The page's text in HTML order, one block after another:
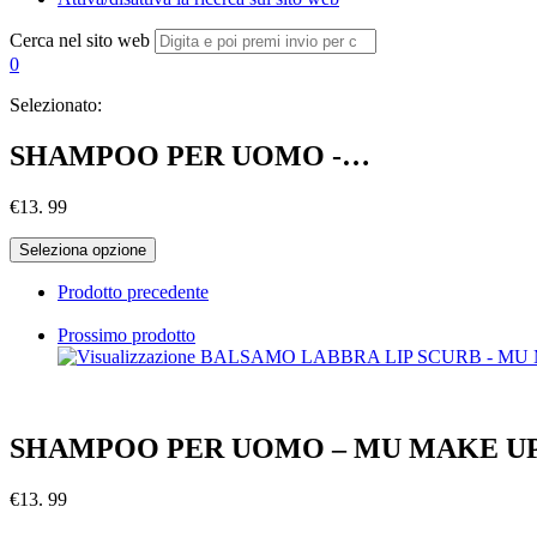
Cerca nel sito web
0
Selezionato:
SHAMPOO PER UOMO -…
€13. 99
Seleziona opzione
Prodotto precedente
Prossimo prodotto
SHAMPOO PER UOMO – MU MAKE
€13. 99